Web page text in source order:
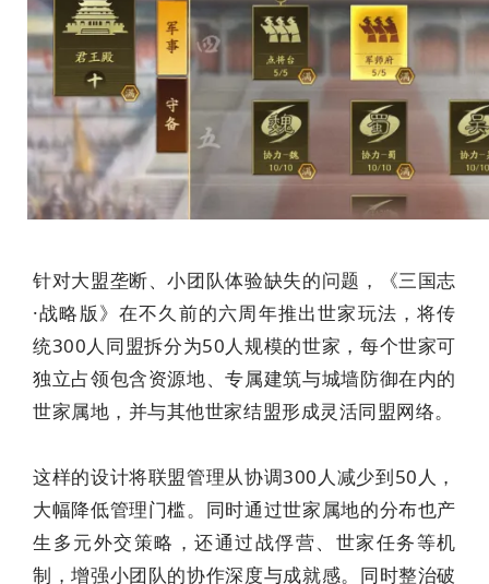
针对大盟垄断、小团队体验缺失的问题，《三国志
·战略版》在不久前的六周年推出世家玩法，将传
统300人同盟拆分为50人规模的世家，每个世家可
独立占领包含资源地、专属建筑与城墙防御在内的
世家属地，并与其他世家结盟形成灵活同盟网络。
这样的设计将联盟管理从协调300人减少到50人，
大幅降低管理门槛。同时通过世家属地的分布也产
生多元外交策略，还通过战俘营、世家任务等机
制，增强小团队的协作深度与成就感。同时整治破